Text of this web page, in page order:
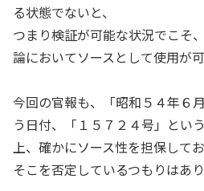
る状態でないと、
つまり検証が可能な状況でこそ
論においてソースとして使用が可
今回の官報も、「昭和５４年６
う日付、「１５７２４号」とい
上、確かにソース性を担保してお
そこを否定しているつもりはあり